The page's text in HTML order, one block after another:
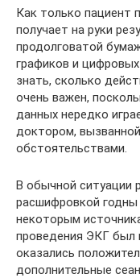
Как только пациент
получает на руки
продолговатой
графиков и
знать, сколько
очень важен,
данных нередко
доктором,
обстоятельствами.
В обычной ситуации
расшифровкой годны
некоторым
проведения ЭКГ был
оказались
дополнительные